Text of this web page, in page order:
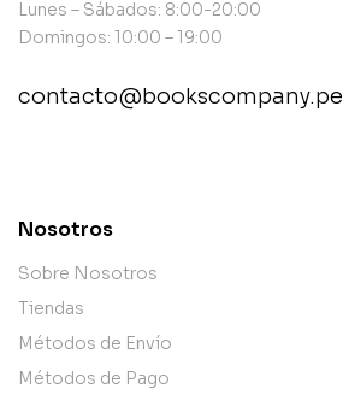
Lunes – Sábados: 8:00-20:00
Domingos: 10:00 – 19:00
contacto@bookscompany.pe
Nosotros
Sobre Nosotros
Tiendas
Métodos de Envío
Métodos de Pago